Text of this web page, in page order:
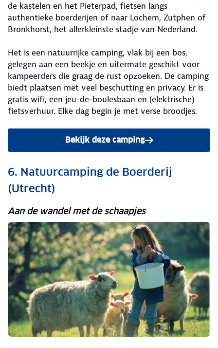
de kastelen en het Pieterpad, fietsen langs
authentieke boerderijen of naar Lochem, Zutphen of
Bronkhorst, het allerkleinste stadje van Nederland.
Het is een natuurrijke camping, vlak bij een bos,
gelegen aan een beekje en uitermate geschikt voor
kampeerders die graag de rust opzoeken. De camping
biedt plaatsen met veel beschutting en privacy. Er is
gratis wifi, een jeu-de-boulesbaan en (elektrische)
fietsverhuur. Elke dag begin je met verse broodjes.
Bekijk deze camping
6. Natuurcamping de Boerderij
(Utrecht)
Aan de wandel met de schaapjes